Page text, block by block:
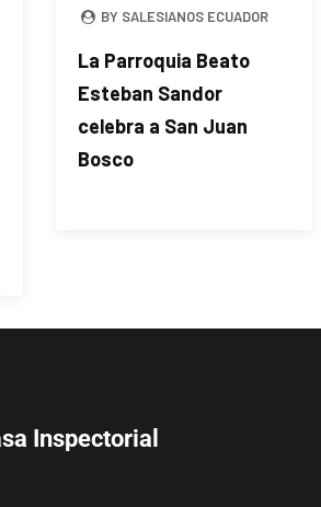
BY SALESIANOS ECUADOR
La Parroquia Beato
Esteban Sandor
celebra a San Juan
Bosco
Inspectorial